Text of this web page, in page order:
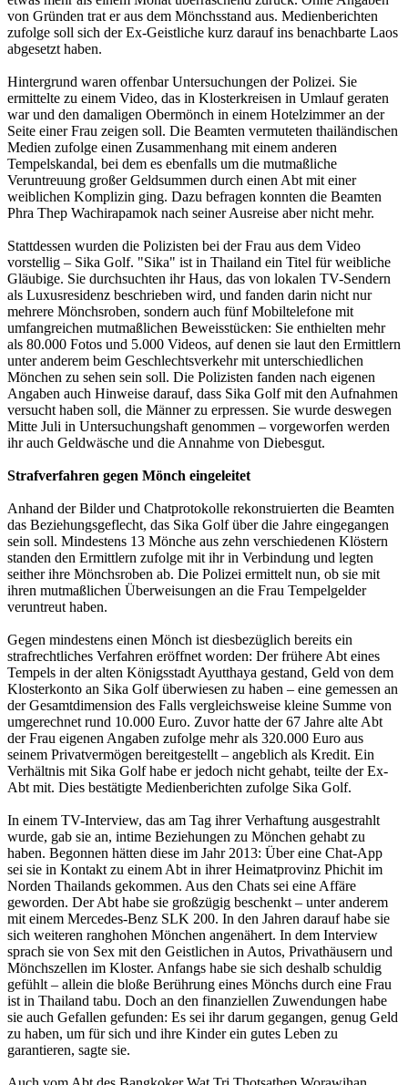
von Gründen trat er aus dem Mönchsstand aus. Medienberichten
zufolge soll sich der Ex-Geistliche kurz darauf ins benachbarte Laos
abgesetzt haben.
Hintergrund waren offenbar Untersuchungen der Polizei. Sie
ermittelte zu einem Video, das in Klosterkreisen in Umlauf geraten
war und den damaligen Obermönch in einem Hotelzimmer an der
Seite einer Frau zeigen soll. Die Beamten vermuteten thailändischen
Medien zufolge einen Zusammenhang mit einem anderen
Tempelskandal, bei dem es ebenfalls um die mutmaßliche
Veruntreuung großer Geldsummen durch einen Abt mit einer
weiblichen Komplizin ging. Dazu befragen konnten die Beamten
Phra Thep Wachirapamok nach seiner Ausreise aber nicht mehr.
Stattdessen wurden die Polizisten bei der Frau aus dem Video
vorstellig – Sika Golf. "Sika" ist in Thailand ein Titel für weibliche
Gläubige. Sie durchsuchten ihr Haus, das von lokalen TV-Sendern
als Luxusresidenz beschrieben wird, und fanden darin nicht nur
mehrere Mönchsroben, sondern auch fünf Mobiltelefone mit
umfangreichen mutmaßlichen Beweisstücken: Sie enthielten mehr
als 80.000 Fotos und 5.000 Videos, auf denen sie laut den Ermittlern
unter anderem beim Geschlechtsverkehr mit unterschiedlichen
Mönchen zu sehen sein soll. Die Polizisten fanden nach eigenen
Angaben auch Hinweise darauf, dass Sika Golf mit den Aufnahmen
versucht haben soll, die Männer zu erpressen. Sie wurde deswegen
Mitte Juli in Untersuchungshaft genommen – vorgeworfen werden
ihr auch Geldwäsche und die Annahme von Diebesgut.
Strafverfahren gegen Mönch eingeleitet
Anhand der Bilder und Chatprotokolle rekonstruierten die Beamten
das Beziehungsgeflecht, das Sika Golf über die Jahre eingegangen
sein soll. Mindestens 13 Mönche aus zehn verschiedenen Klöstern
standen den Ermittlern zufolge mit ihr in Verbindung und legten
seither ihre Mönchsroben ab. Die Polizei ermittelt nun, ob sie mit
ihren mutmaßlichen Überweisungen an die Frau Tempelgelder
veruntreut haben.
Gegen mindestens einen Mönch ist diesbezüglich bereits ein
strafrechtliches Verfahren eröffnet worden: Der frühere Abt eines
Tempels in der alten Königsstadt Ayutthaya gestand, Geld von dem
Klosterkonto an Sika Golf überwiesen zu haben – eine gemessen an
der Gesamtdimension des Falls vergleichsweise kleine Summe von
umgerechnet rund 10.000 Euro. Zuvor hatte der 67 Jahre alte Abt
der Frau eigenen Angaben zufolge mehr als 320.000 Euro aus
seinem Privatvermögen bereitgestellt – angeblich als Kredit. Ein
Verhältnis mit Sika Golf habe er jedoch nicht gehabt, teilte der Ex-
Abt mit. Dies bestätigte Medienberichten zufolge Sika Golf.
In einem TV-Interview, das am Tag ihrer Verhaftung ausgestrahlt
wurde, gab sie an, intime Beziehungen zu Mönchen gehabt zu
haben. Begonnen hätten diese im Jahr 2013: Über eine Chat-App
sei sie in Kontakt zu einem Abt in ihrer Heimatprovinz Phichit im
Norden Thailands gekommen. Aus den Chats sei eine Affäre
geworden. Der Abt habe sie großzügig beschenkt – unter anderem
mit einem Mercedes-Benz SLK 200. In den Jahren darauf habe sie
sich weiteren ranghohen Mönchen angenähert. In dem Interview
sprach sie von Sex mit den Geistlichen in Autos, Privathäusern und
Mönchszellen im Kloster. Anfangs habe sie sich deshalb schuldig
gefühlt – allein die bloße Berührung eines Mönchs durch eine Frau
ist in Thailand tabu. Doch an den finanziellen Zuwendungen habe
sie auch Gefallen gefunden: Es sei ihr darum gegangen, genug Geld
zu haben, um für sich und ihre Kinder ein gutes Leben zu
garantieren, sagte sie.